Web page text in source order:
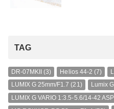
TAG
DR-07MKII(3) Helios 44-2 (7)
LUMIX G 25mm/F1.7 (21) Lumix
LUMIX G VARIO 1:3.5-5.6/14-42